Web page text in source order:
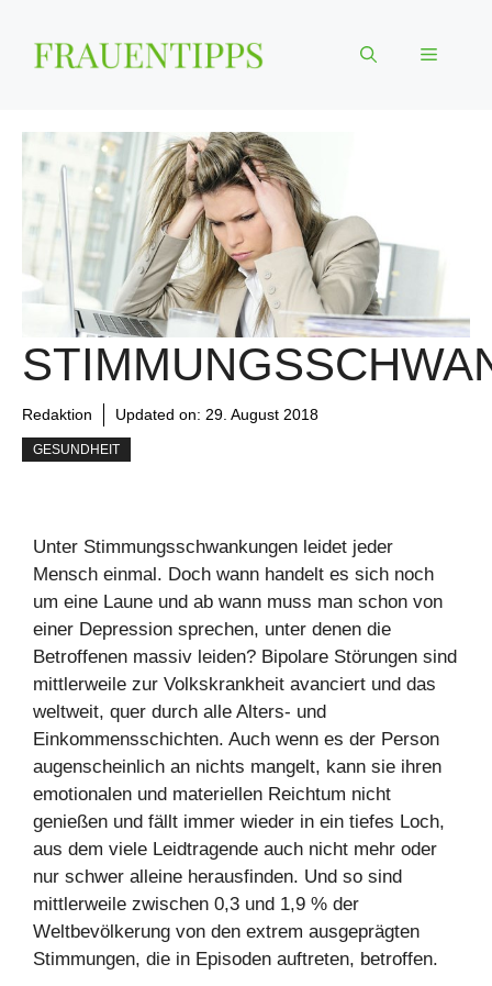
Inhalt
springen
Menü
Redaktion Updated on: 29. August 2018
GESUNDHEIT
Unter Stimmungsschwankungen leidet jeder
Mensch einmal. Doch wann handelt es sich noch
um eine Laune und ab wann muss man schon von
einer Depression sprechen, unter denen die
Betroffenen massiv leiden? Bipolare Störungen sind
mittlerweile zur Volkskrankheit avanciert und das
weltweit, quer durch alle Alters- und
Einkommensschichten. Auch wenn es der Person
augenscheinlich an nichts mangelt, kann sie ihren
emotionalen und materiellen Reichtum nicht
genießen und fällt immer wieder in ein tiefes Loch,
aus dem viele Leidtragende auch nicht mehr oder
nur schwer alleine herausfinden. Und so sind
mittlerweile zwischen 0,3 und 1,9 % der
Weltbevölkerung von den extrem ausgeprägten
Stimmungen, die in Episoden auftreten, betroffen.